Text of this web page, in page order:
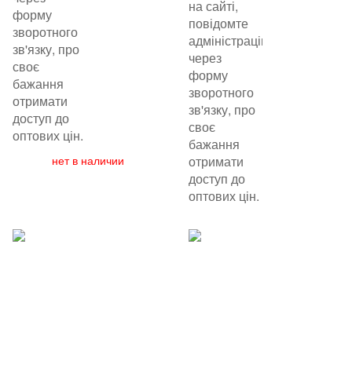
форму
зворотного
зв'язку, про
своє
бажання
отримати
доступ до
оптових цін.
нет в наличии
на сайті,
повідомте
адміністрацію
через
форму
зворотного
зв'язку, про
своє
бажання
отримати
доступ до
оптових цін.